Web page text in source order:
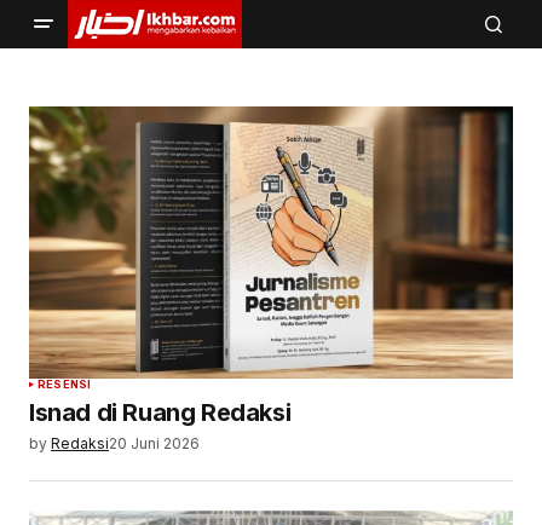
RESENSI
Isnad di Ruang Redaksi
by Redaksi20 Juni 2026